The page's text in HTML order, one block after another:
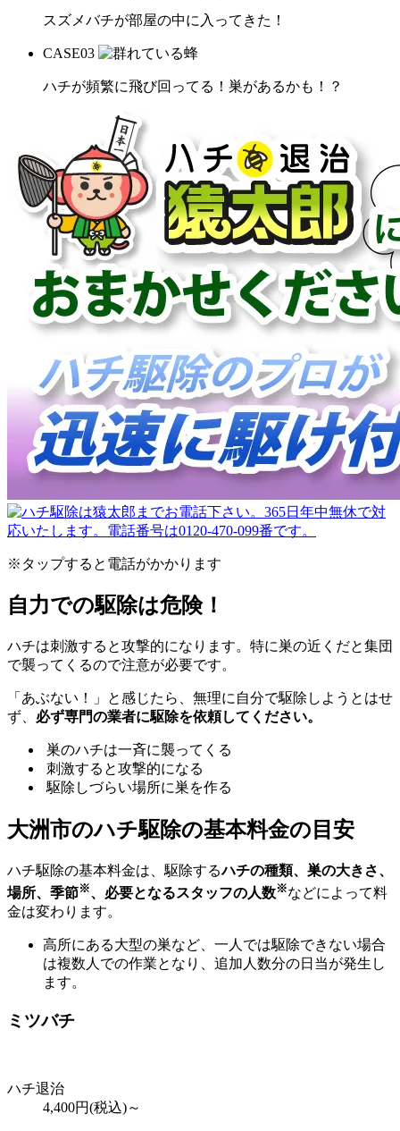
スズメバチが部屋の中に入ってきた！
CASE03
ハチが頻繁に飛び回ってる！巣があるかも！？
※タップすると電話がかかります
自力での駆除は危険！
ハチは刺激すると攻撃的になります。特に巣の近くだと集団
で襲ってくるので注意が必要です。
「あぶない！」と感じたら、無理に自分で駆除しようとはせ
ず、 必ず専門の業者に駆除を依頼してください。
巣のハチは一斉に襲ってくる
刺激すると攻撃的になる
駆除しづらい場所に巣を作る
大洲市のハチ駆除の基本料金の目安
ハチ駆除の基本料金は、駆除するハチの種類、巣の大きさ、
場所、季節※、必要となるスタッフの人数※などによって料
金は変わります。
高所にある大型の巣など、一人では駆除できない場合
は複数人での作業となり、追加人数分の日当が発生し
ます。
ミツバチ
ハチ退治
4,400円(税込)～